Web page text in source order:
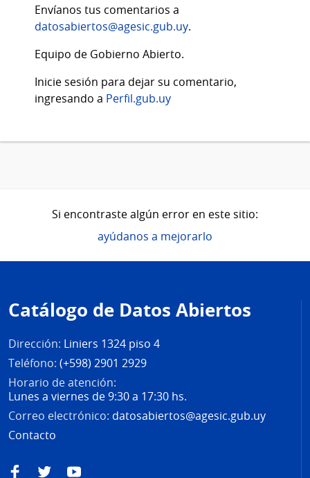
Envíanos tus comentarios a
datosabiertos@agesic.gub.uy.
Equipo de Gobierno Abierto.
Inicie sesión para dejar su comentario,
ingresando a Perfil.gub.uy
Si encontraste algún error en este sitio:
ayúdanos a mejorarlo
de
página
Catálogo de Datos Abiertos
Dirección: Liniers 1324 piso 4
Teléfono: (+598) 2901 2929
Horario de atención:
Lunes a viernes de 9:30 a 17:30 hs.
Correo electrónico: datosabiertos@agesic.gub.uy
Contacto
FacebookTwitterYouTube